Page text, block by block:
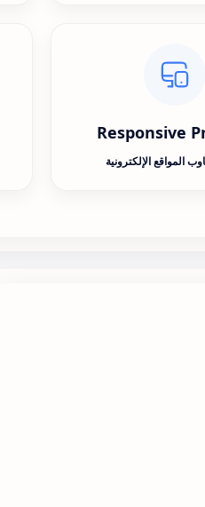
Responsive
المواقع الإلكترونية